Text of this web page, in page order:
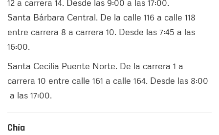
12 a carrera 14. Desde las 9:00 a las 17:00.
Santa Bárbara Central. De la calle 116 a calle 118
entre carrera 8 a carrera 10. Desde las 7:45 a las
16:00.
Santa Cecilia Puente Norte. De la carrera 1 a
carrera 10 entre calle 161 a calle 164. Desde las 8:00
a las 17:00.
Chía